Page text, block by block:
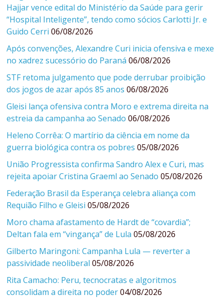
Hajjar vence edital do Ministério da Saúde para gerir
“Hospital Inteligente”, tendo como sócios Carlotti Jr. e
Guido Cerri 06/08/2026
Após convenções, Alexandre Curi inicia ofensiva e mexe
no xadrez sucessório do Paraná 06/08/2026
STF retoma julgamento que pode derrubar proibição
dos jogos de azar após 85 anos 06/08/2026
Gleisi lança ofensiva contra Moro e extrema direita na
estreia da campanha ao Senado 06/08/2026
Heleno Corrêa: O martírio da ciência em nome da
guerra biológica contra os pobres 05/08/2026
União Progressista confirma Sandro Alex e Curi, mas
rejeita apoiar Cristina Graeml ao Senado 05/08/2026
Federação Brasil da Esperança celebra aliança com
Requião Filho e Gleisi 05/08/2026
Moro chama afastamento de Hardt de “covardia”;
Deltan fala em “vingança” de Lula 05/08/2026
Gilberto Maringoni: Campanha Lula — reverter a
passividade neoliberal 05/08/2026
Rita Camacho: Peru, tecnocratas e algoritmos
consolidam a direita no poder 04/08/2026